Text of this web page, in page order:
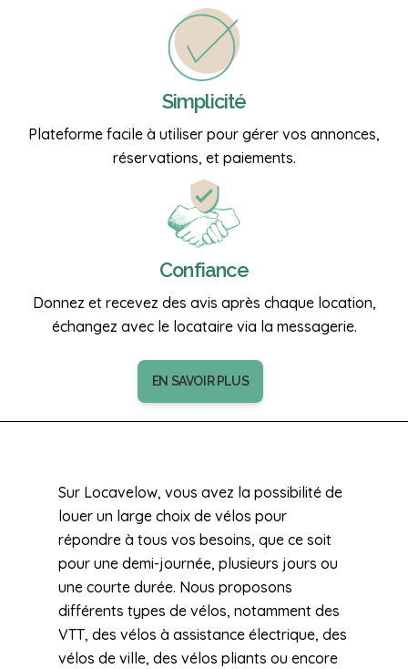
Simplicité
Plateforme facile à utiliser pour gérer vos annonces,
réservations, et paiements.
Confiance
Donnez et recevez des avis après chaque location,
échangez avec le locataire via la messagerie.
EN SAVOIR PLUS
Sur Locavelow, vous avez la possibilité de
louer un large choix de vélos pour
répondre à tous vos besoins, que ce soit
pour une demi-journée, plusieurs jours ou
une courte durée. Nous proposons
différents types de vélos, notamment des
VTT, des vélos à assistance électrique, des
vélos de ville, des vélos pliants ou encore